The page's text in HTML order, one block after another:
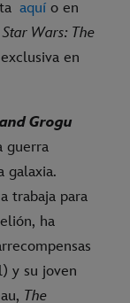
aquí o en
Star Wars: The
en
Grogu
guerra
galaxia.
trabaja para
ha
y su joven
The